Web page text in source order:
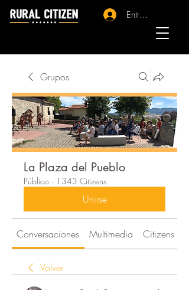
Entrar - Registro
Grupos
La Plaza del Pueblo
Público · 1343 Citizens
Unirse
Conversaciones Multimedia Citizens
Volver